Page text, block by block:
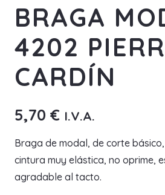
BRAGA
4202
CARDÍN
5,70 € I.V.A.
Braga de modal, de corte
cintura muy elástica, no oprime,
agradable al tacto.